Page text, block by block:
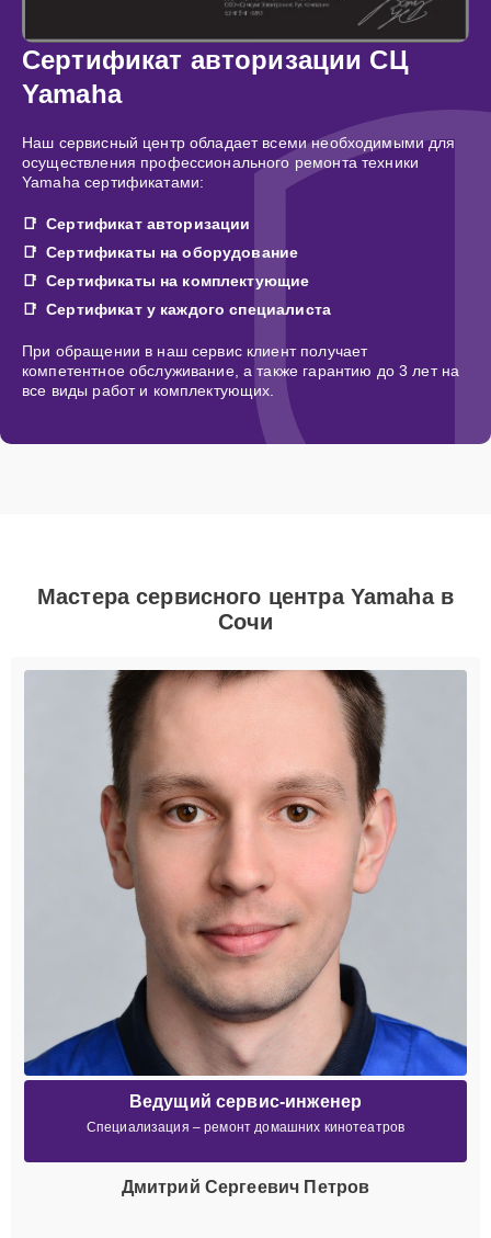
Сертификат авторизации СЦ
Yamaha
Наш сервисный центр обладает всеми необходимыми для
осуществления профессионального ремонта техники
Yamaha сертификатами:
Сертификат авторизации
Сертификаты на оборудование
Сертификаты на комплектующие
Сертификат у каждого специалиста
При обращении в наш сервис клиент получает
компетентное обслуживание, а также гарантию до 3 лет на
все виды работ и комплектующих.
Мастера сервисного центра Yamaha в
Сочи
Ведущий сервис-инженер
Специализация – ремонт домашних кинотеатров
Дмитрий Сергеевич Петров